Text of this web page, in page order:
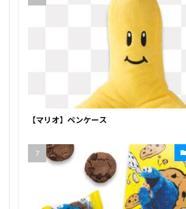
【マリオ】ペンケース